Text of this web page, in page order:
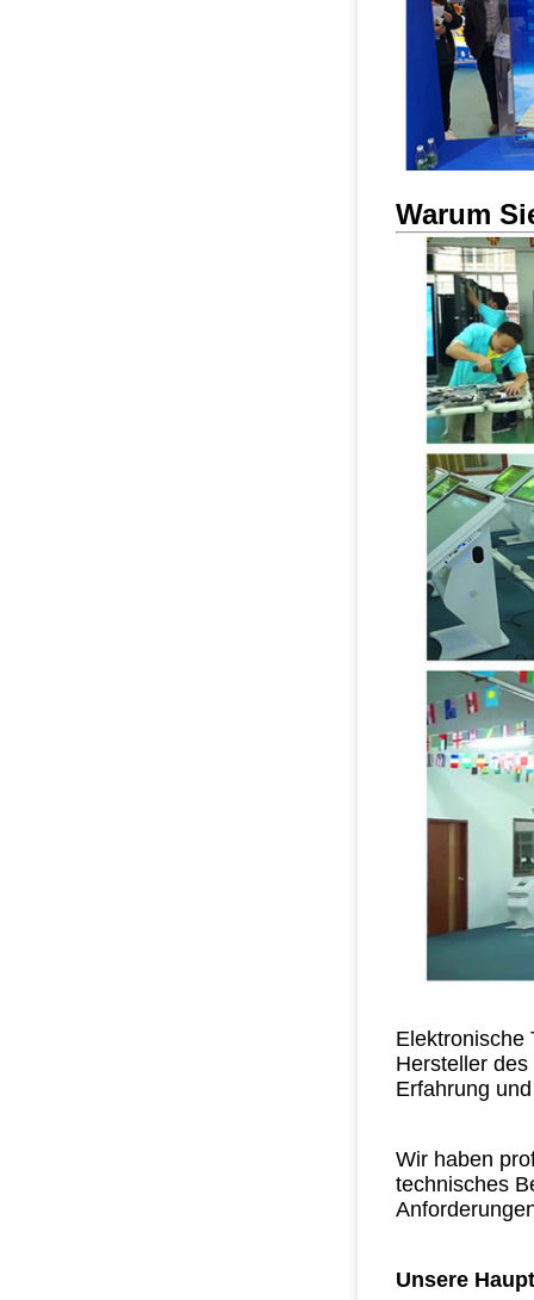
Warum
Elektronische
Hersteller
Erfahrung
Wir haben
technisches
Unsere